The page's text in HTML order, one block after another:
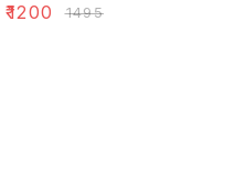
₹1200 ₹1495